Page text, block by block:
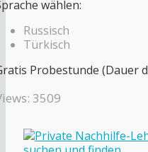
wählen:
Russisch
Türkisch
Probestunde (Dauer
3509